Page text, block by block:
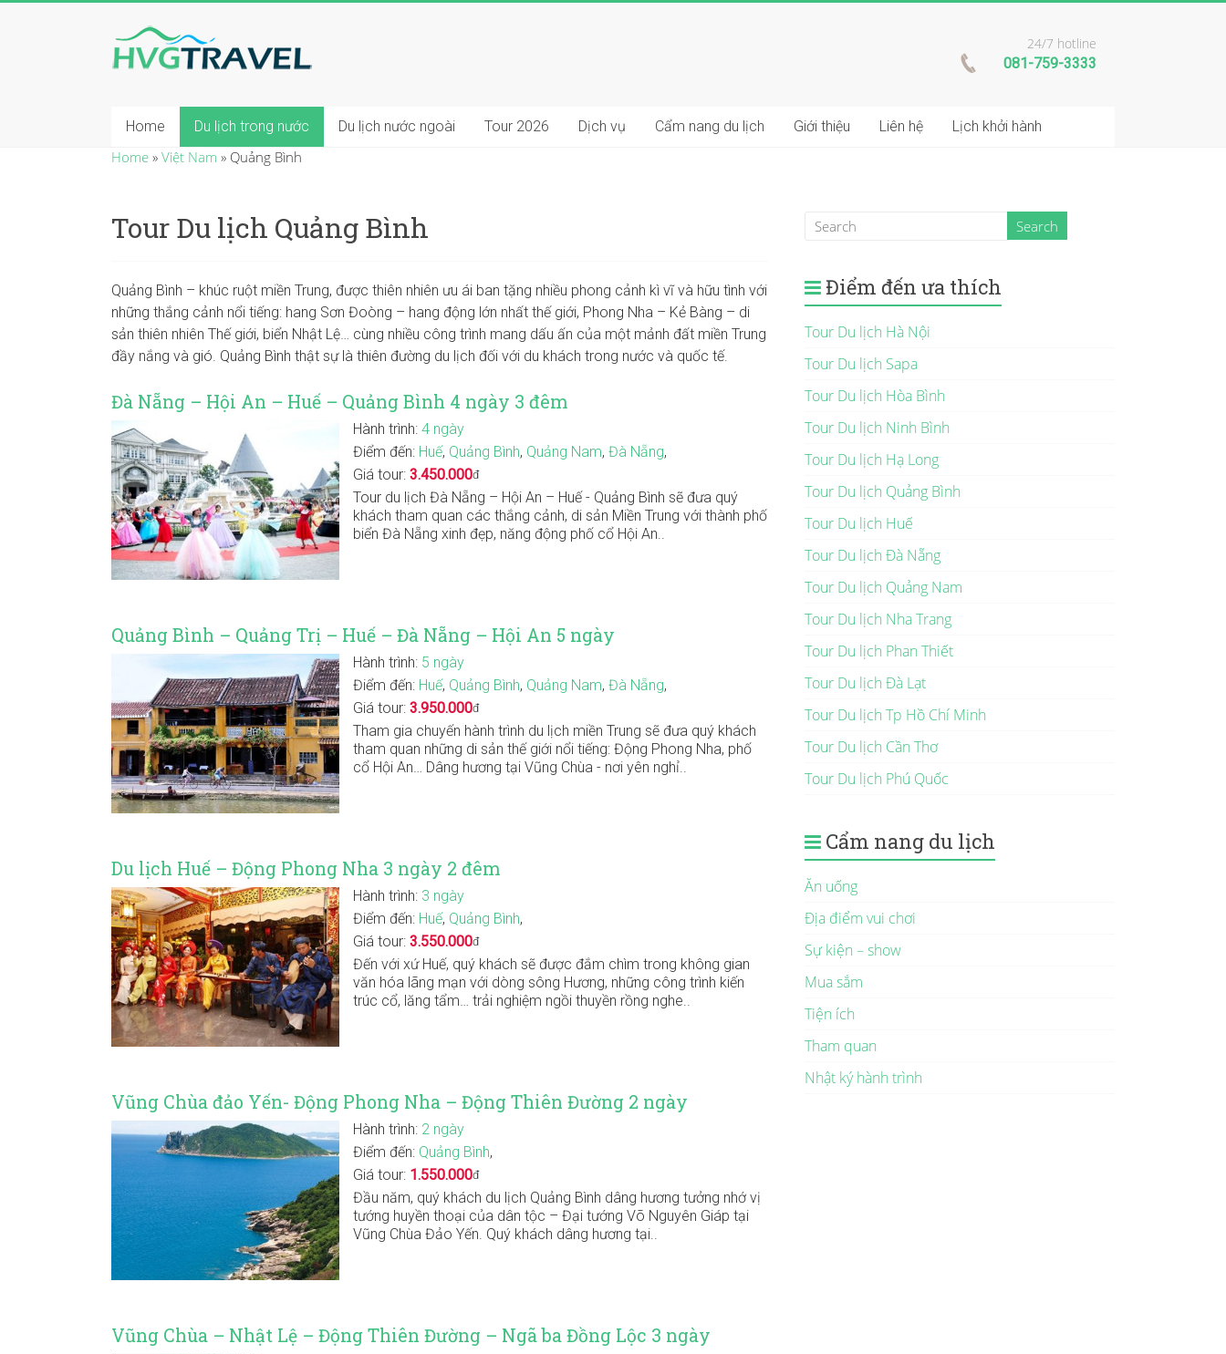
24/7 hotline
081-759-3333
Home Du lịch trong nước Du lịch nước ngoài Tour 2026 Dịch vụ Cẩm nang du lịch Giới thiệu Liên hệ Lịch khởi hành
Home » Việt Nam » Quảng Bình
Tour Du lịch Quảng Bình
Quảng Bình – khúc ruột miền Trung, được thiên nhiên ưu ái ban tặng nhiều phong cảnh kì vĩ và hữu tình với
những thắng cảnh nổi tiếng: hang Sơn Đoòng – hang động lớn nhất thế giới, Phong Nha – Kẻ Bàng – di
sản thiên nhiên Thế giới, biển Nhật Lệ… cùng nhiều công trình mang dấu ấn của một mảnh đất miền Trung
đầy nắng và gió. Quảng Bình thật sự là thiên đường du lịch đối với du khách trong nước và quốc tế.
Đà Nẵng – Hội An – Huế – Quảng Bình 4 ngày 3 đêm
Hành trình: 4 ngày
Điểm đến: Huế, Quảng Bình, Quảng Nam, Đà Nẵng,
Giá tour: 3.450.000đ
Tour du lịch Đà Nẵng – Hội An – Huế - Quảng Bình sẽ đưa quý
khách tham quan các thắng cảnh, di sản Miền Trung với thành phố
biển Đà Nẵng xinh đẹp, năng động phố cổ Hội An..
Quảng Bình – Quảng Trị – Huế – Đà Nẵng – Hội An 5 ngày
Hành trình: 5 ngày
Điểm đến: Huế, Quảng Bình, Quảng Nam, Đà Nẵng,
Giá tour: 3.950.000đ
Tham gia chuyến hành trình du lịch miền Trung sẽ đưa quý khách
tham quan những di sản thế giới nổi tiếng: Động Phong Nha, phố
cổ Hội An… Dâng hương tại Vũng Chùa - nơi yên nghỉ..
Du lịch Huế – Động Phong Nha 3 ngày 2 đêm
Hành trình: 3 ngày
Điểm đến: Huế, Quảng Bình,
Giá tour: 3.550.000đ
Đến với xứ Huế, quý khách sẽ được đắm chìm trong không gian
văn hóa lãng mạn với dòng sông Hương, những công trình kiến
trúc cổ, lăng tẩm… trải nghiệm ngồi thuyền rồng nghe..
Vũng Chùa đảo Yến- Động Phong Nha – Động Thiên Đường 2 ngày
Hành trình: 2 ngày
Điểm đến: Quảng Bình,
Giá tour: 1.550.000đ
Đầu năm, quý khách du lịch Quảng Bình dâng hương tưởng nhớ vị
tướng huyền thoại của dân tộc – Đại tướng Võ Nguyên Giáp tại
Vũng Chùa Đảo Yến. Quý khách dâng hương tại..
Vũng Chùa – Nhật Lệ – Động Thiên Đường – Ngã ba Đồng Lộc 3 ngày
Điểm đến ưa thích
Tour Du lịch Hà Nội
Tour Du lịch Sapa
Tour Du lịch Hòa Bình
Tour Du lịch Ninh Bình
Tour Du lịch Hạ Long
Tour Du lịch Quảng Bình
Tour Du lịch Huế
Tour Du lịch Đà Nẵng
Tour Du lịch Quảng Nam
Tour Du lịch Nha Trang
Tour Du lịch Phan Thiết
Tour Du lịch Đà Lạt
Tour Du lịch Tp Hồ Chí Minh
Tour Du lịch Cần Thơ
Tour Du lịch Phú Quốc
Cẩm nang du lịch
Ăn uống
Địa điểm vui chơi
Sự kiện – show
Mua sắm
Tiện ích
Tham quan
Nhật ký hành trình